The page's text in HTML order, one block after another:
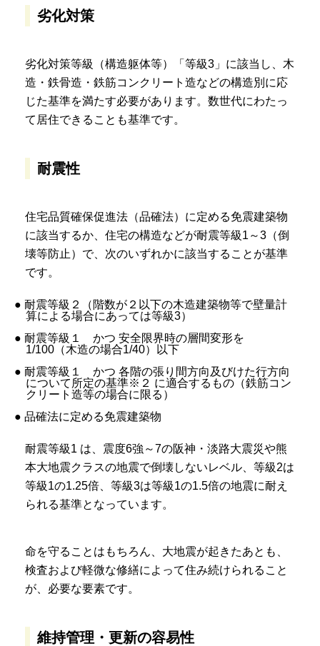
劣化対策
劣化対策等級（構造躯体等）「等級3」に該当し、木
造・鉄骨造・鉄筋コンクリート造などの構造別に応
じた基準を満たす必要があります。数世代にわたっ
て居住できることも基準です。
耐震性
住宅品質確保促進法（品確法）に定める免震建築物
に該当するか、住宅の構造などが耐震等級1～3（倒
壊等防止）で、次のいずれかに該当することが基準
です。
● 耐震等級２（階数が２以下の木造建築物等で壁量計
算による場合にあっては等級3）
● 耐震等級１ かつ 安全限界時の層間変形を
1/100（木造の場合1/40）以下
● 耐震等級１ かつ 各階の張り間方向及びけた行方向
について所定の基準※２ に適合するもの（鉄筋コン
クリート造等の場合に限る）
● 品確法に定める免震建築物
耐震等級1 は、震度6強～7の阪神・淡路大震災や熊
本大地震クラスの地震で倒壊しないレベル、等級2は
等級1の1.25倍、等級3は等級1の1.5倍の地震に耐え
られる基準となっています。
命を守ることはもちろん、大地震が起きたあとも、
検査および軽微な修繕によって住み続けられること
が、必要な要素です。
維持管理・更新の容易性